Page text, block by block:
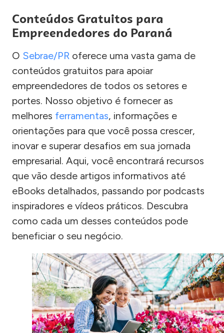
Conteúdos Gratuitos para
Empreendedores do Paraná
O Sebrae/PR oferece uma vasta gama de
conteúdos gratuitos para apoiar
empreendedores de todos os setores e
portes. Nosso objetivo é fornecer as
melhores ferramentas, informações e
orientações para que você possa crescer,
inovar e superar desafios em sua jornada
empresarial. Aqui, você encontrará recursos
que vão desde artigos informativos até
eBooks detalhados, passando por podcasts
inspiradores e vídeos práticos. Descubra
como cada um desses conteúdos pode
beneficiar o seu negócio.